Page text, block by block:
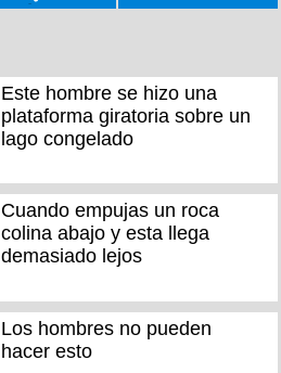
Este hombre se hizo una
plataforma giratoria sobre un
lago congelado
Cuando empujas un roca
colina abajo y esta llega
demasiado lejos
Los hombres no pueden
hacer esto